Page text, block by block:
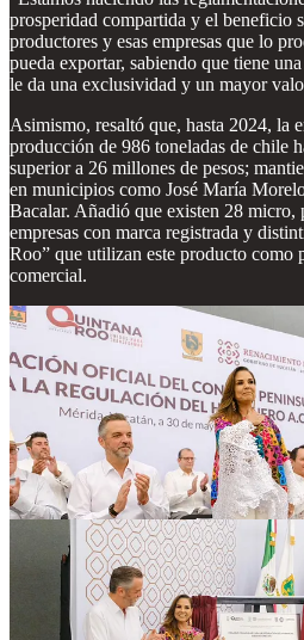
prosperidad compartida y el beneficio
productores y esas empresas que lo
pueda exportar, sabiendo que tiene
le da una exclusividad y un mayor
Asimismo, resaltó que, hasta 2024, la
producción de 986 toneladas de chile
superior a 26 millones de pesos;
en municipios como José María
Bacalar. Añadió que existen 28 micro,
empresas con marca registrada y
Roo” que utilizan este producto como
comercial.